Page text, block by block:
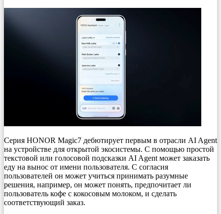
Серия HONOR Magic7 дебютирует первым в отрасли AI Agent
на устройстве для открытой экосистемы. С помощью простой
текстовой или голосовой подсказки AI Agent может заказать
еду на вынос от имени пользователя. С согласия
пользователей он может учиться принимать разумные
решения, например, он может понять, предпочитает ли
пользователь кофе с кокосовым молоком, и сделать
соответствующий заказ.